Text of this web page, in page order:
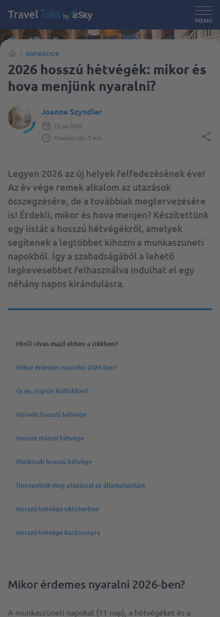
MENU
INSPIRÁCIÓK
2026 hosszú hétvégék: mikor és
hova menjünk nyaralni?
Joanna Szyndler
23 jan 2026
Olvasási idő: 7 min
Legyen 2026 az új helyek felfedezésének éve!
Az év vége remek alkalom az utazások
összegzésére, de a továbbiak megtervezésére
is! Érdekli, mikor és hova menjen? Készítettünk
egy listát a hosszú hétvégékről, amelyek
segítenek a legtöbbet kihozni a munkaszüneti
napokból. Így a szabadságából a lehető
legkevesebbet felhasználva indulhat el egy
néhány napos kirándulásra.
Miről olvas majd ebben a cikkben?
Mikor érdemes nyaralni 2026-ben?
Új év, rögtön külföldön?
Húsvéti hosszú hétvége
Hosszú májusi hétvége
Pünkösdi hosszú hétvége
Ünnepeljük meg utazással az államalapítást
Hosszú hétvége októberben
Hosszú hétvége karácsonyra
Mikor érdemes nyaralni 2026-ben?
A munkaszüneti napokat (11 nap), a hétvégéket és a